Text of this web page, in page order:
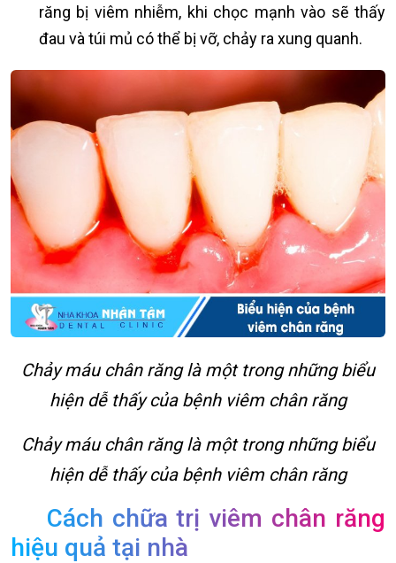
răng bị viêm nhiễm, khi chọc mạnh vào sẽ thấy
đau và túi mủ có thể bị vỡ, chảy ra xung quanh.
Chảy máu chân răng là một trong những biểu
hiện dễ thấy của bệnh viêm chân răng
Chảy máu chân răng là một trong những biểu
hiện dễ thấy của bệnh viêm chân răng
Cách chữa trị viêm chân răng
hiệu quả tại nhà